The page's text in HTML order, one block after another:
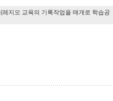
지오 교육의 기록작업을 매개로 학습공